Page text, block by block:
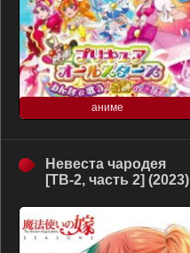
аниме
Невеста чародея
[ТВ-2, часть 2] (2023)